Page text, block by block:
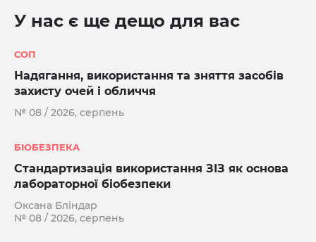
У нас є ще дещо для вас
СОП
Надягання, використання та зняття засобів
захисту очей і обличчя
№ 08 / 2026, серпень
БІОБЕЗПЕКА
Стандартизація використання ЗІЗ як основа
лабораторної біобезпеки
Оксана Бліндар
№ 08 / 2026, серпень